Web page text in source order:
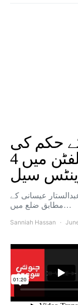
حکم کی
خلاف ورزی، کلفٹن میں 4
سیل
عیسانی کے
مطابق ضلع میں…
Sanniah Hassan